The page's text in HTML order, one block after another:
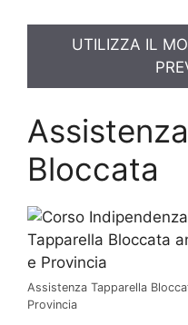
UTILIZZA IL
Bloccata
Assistenza Tapparella
Provincia